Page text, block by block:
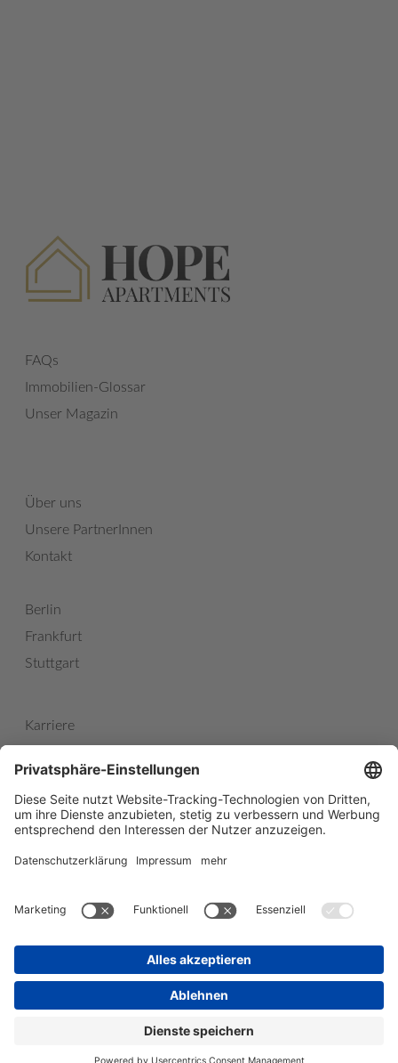
FAQs
Immobilien-Glossar
Unser Magazin
Über uns
Unsere PartnerInnen
Kontakt
Berlin
Frankfurt
Stuttgart
Karriere
Datenschutz
Career
Imprint
future forward properties GmbH – Copyright 2021